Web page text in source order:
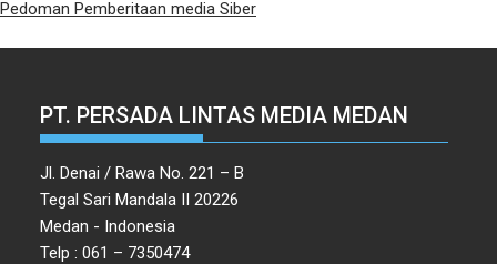
Pedoman Pemberitaan media Siber
PT. PERSADA LINTAS MEDIA MEDAN
Jl. Denai / Rawa No. 221 – B
Tegal Sari Mandala II 20226
Medan - Indonesia
Telp : 061 – 7350474